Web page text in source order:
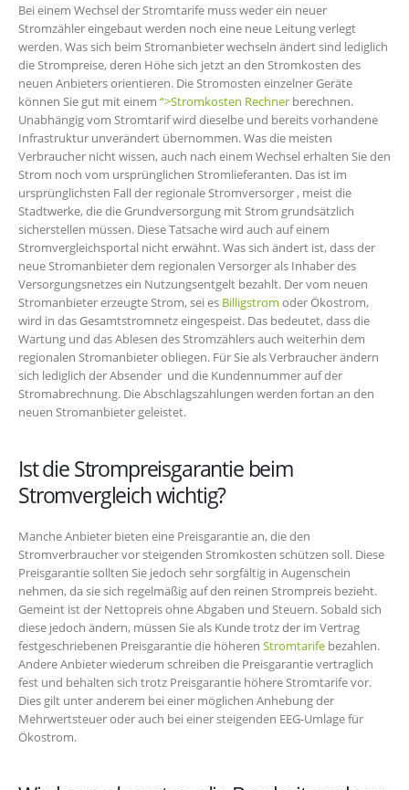
Bei einem Wechsel der Stromtarife muss weder ein neuer
Stromzähler eingebaut werden noch eine neue Leitung verlegt
werden. Was sich beim Stromanbieter wechseln ändert sind lediglich
die Strompreise, deren Höhe sich jetzt an den Stromkosten des
neuen Anbieters orientieren. Die Stromosten einzelner Geräte
können Sie gut mit einem “>Stromkosten Rechner berechnen.
Unabhängig vom Stromtarif wird dieselbe und bereits vorhandene
Infrastruktur unverändert übernommen. Was die meisten
Verbraucher nicht wissen, auch nach einem Wechsel erhalten Sie den
Strom noch vom ursprünglichen Stromlieferanten. Das ist im
ursprünglichsten Fall der regionale Stromversorger , meist die
Stadtwerke, die die Grundversorgung mit Strom grundsätzlich
sicherstellen müssen. Diese Tatsache wird auch auf einem
Stromvergleichsportal nicht erwähnt. Was sich ändert ist, dass der
neue Stromanbieter dem regionalen Versorger als Inhaber des
Versorgungsnetzes ein Nutzungsentgelt bezahlt. Der vom neuen
Stromanbieter erzeugte Strom, sei es Billigstrom oder Ökostrom,
wird in das Gesamtstromnetz eingespeist. Das bedeutet, dass die
Wartung und das Ablesen des Stromzählers auch weiterhin dem
regionalen Stromanbieter obliegen. Für Sie als Verbraucher ändern
sich lediglich der Absender und die Kundennummer auf der
Stromabrechnung. Die Abschlagszahlungen werden fortan an den
neuen Stromanbieter geleistet.
Ist die Strompreisgarantie beim
Stromvergleich wichtig?
Manche Anbieter bieten eine Preisgarantie an, die den
Stromverbraucher vor steigenden Stromkosten schützen soll. Diese
Preisgarantie sollten Sie jedoch sehr sorgfältig in Augenschein
nehmen, da sie sich regelmäßig auf den reinen Strompreis bezieht.
Gemeint ist der Nettopreis ohne Abgaben und Steuern. Sobald sich
diese jedoch ändern, müssen Sie als Kunde trotz der im Vertrag
festgeschriebenen Preisgarantie die höheren Stromtarife bezahlen.
Andere Anbieter wiederum schreiben die Preisgarantie vertraglich
fest und behalten sich trotz Preisgarantie höhere Stromtarife vor.
Dies gilt unter anderem bei einer möglichen Anhebung der
Mehrwertsteuer oder auch bei einer steigenden EEG-Umlage für
Ökostrom.